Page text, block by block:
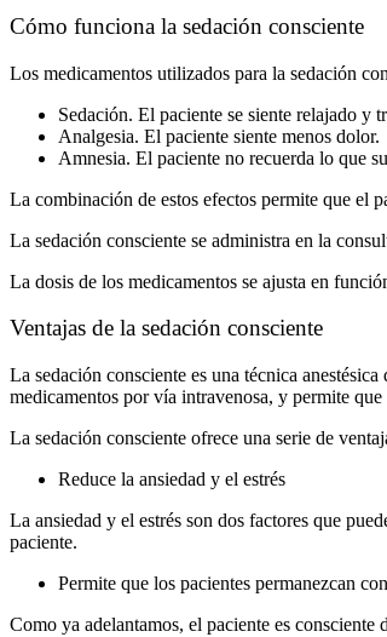
Cómo funciona la sedación consciente
Los medicamentos utilizados para la sedación
Sedación. El paciente se siente relajado y
Analgesia. El paciente siente menos dolor.
Amnesia. El paciente no recuerda lo que
La combinación de estos efectos permite que el
La sedación consciente se administra en la
La dosis de los medicamentos se ajusta en
Ventajas de la sedación consciente
La sedación consciente es una técnica
medicamentos por vía intravenosa, y permite
La sedación consciente ofrece una serie de
Reduce la ansiedad y el estrés
La ansiedad y el estrés son dos factores que
paciente.
Permite que los pacientes permanezcan
Como ya adelantamos, el paciente es